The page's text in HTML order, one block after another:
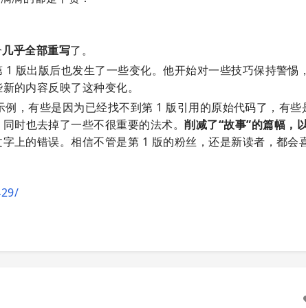
几乎全部重写了。
版出版后也发生了一些变化。他开始对一些技巧保持警惕
的内容反映了这种变化。
，有些是因为已经找不到第 1 版引用的原始代码了，有些
同时也去掉了一些不很重要的法术。削减了“故事”的篇幅，
上的错误。相信不管是第 1 版的粉丝，还是新读者，都会